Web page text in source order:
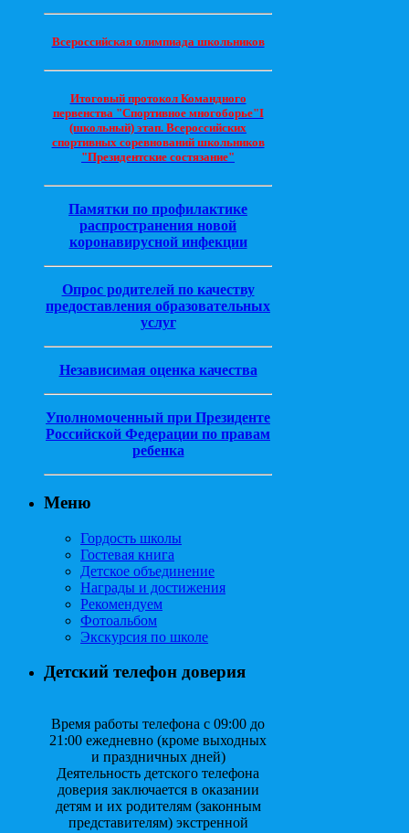
Всероссийская олимпиада школьников
Итоговый протокол Командного
первенства "Спортивное многоборье"I
(школьный) этап. Всероссийских
спортивных соревнований школьников
"Президентские состязание"
Памятки по профилактике
распространения новой
коронавирусной инфекции
Опрос родителей по качеству
предоставления образовательных
услуг
Независимая оценка качества
Уполномоченный при Президенте
Российской Федерации по правам
ребенка
Меню
Гордость школы
Гостевая книга
Детское объединение
Награды и достижения
Рекомендуем
Фотоальбом
Экскурсия по школе
Детский телефон доверия
Время работы телефона с 09:00 до
21:00 ежедневно (кроме выходных
и праздничных дней)
Деятельность детского телефона
доверия заключается в оказании
детям и их родителям (законным
представителям) экстренной